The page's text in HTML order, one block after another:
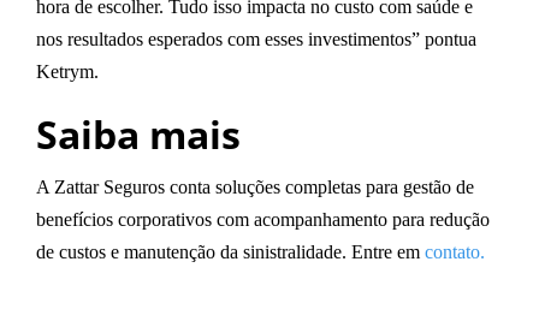
hora de escolher. Tudo isso impacta no custo com saúde e
nos resultados esperados com esses investimentos” pontua
Ketrym.
Saiba mais
A Zattar Seguros conta soluções completas para gestão de
benefícios corporativos com acompanhamento para redução
de custos e manutenção da sinistralidade. Entre em contato.